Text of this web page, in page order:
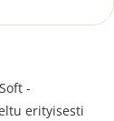
-
erityisesti